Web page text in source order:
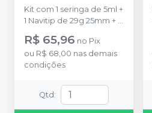
Kit com 1 seringa de 5ml +
1 Navitip de 29g 25mm + 1
Navitip 29g 21mm + 1
Capillary Tip 0,48 mm
(0.019?) + 1 Capillary Tip
0,36mm (0.014?) + 1 White
1 Endo-Eze Irrigator Tip.
R$ 65,96 no Pix
ou R$ 68,00 nas demais
condições
Qtd :